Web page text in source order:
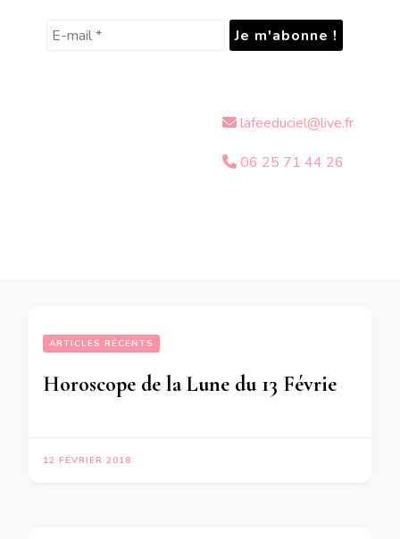
lafeeduciel@live.fr
06 25 71 44 26
ARTICLES RÉCENTS
12 FÉVRIER 2018